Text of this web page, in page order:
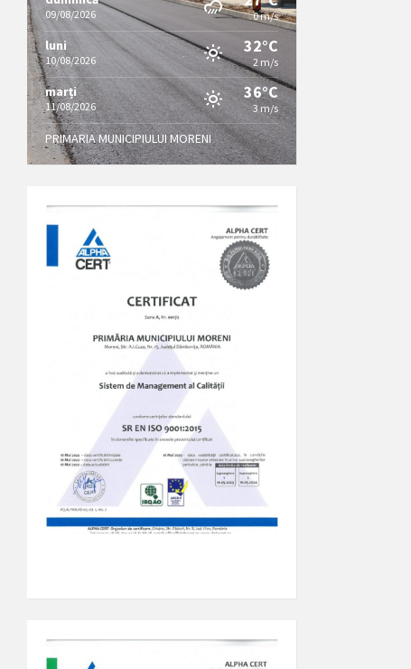
09/08/2026 0 m/s
luni
10/08/2026
32°C
2 m/s
marți
11/08/2026
36°C
3 m/s
PRIMARIA MUNICIPIULUI MORENI